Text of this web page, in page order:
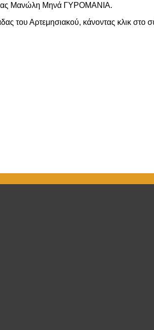
Μανώλη Μηνά ΓΥΡΟΜΑΝΙΑ.
του Αρτεμησιακού, κάνοντας κλικ